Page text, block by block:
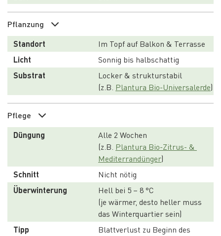
Pflanzung
Standort
Im Topf auf Balkon & Terrasse
Licht
Sonnig bis halbschattig
Substrat
Locker & strukturstabil
(z.B. Plantura Bio-Universalerde)
Pflege
Düngung
Alle 2 Wochen
(z.B. Plantura Bio-Zitrus- &
Mediterrandünger)
Schnitt
Nicht nötig
Überwinterung
Hell bei 5 – 8 °C
(je wärmer, desto heller muss
das Winterquartier sein)
Tipp
Blattverlust zu Beginn des